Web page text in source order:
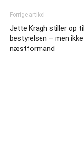
Forrige artikel
Jette Kragh stiller op
bestyrelsen – men
næstformand